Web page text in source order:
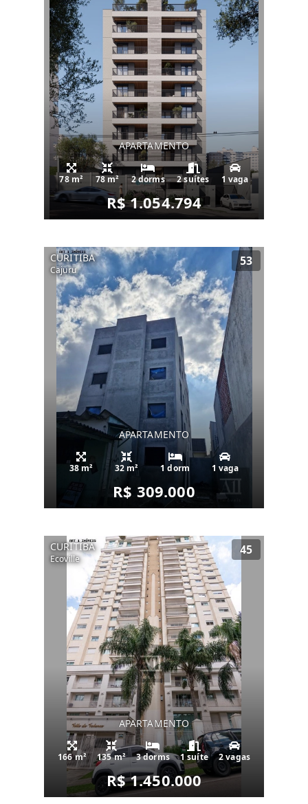
APARTAMENTO
78 m² 78 m² 2 dorms 2 suítes 1 vaga
R$ 1.054.794
CURITIBA
Cajuru
53
APARTAMENTO
38 m² 32 m² 1 dorm 1 vaga
R$ 309.000
CURITIBA
Ecoville
45
APARTAMENTO
166 m² 135 m² 3 dorms 1 suíte 2 vagas
R$ 1.450.000